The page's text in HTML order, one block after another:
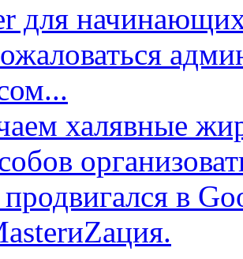
для
халявные
в